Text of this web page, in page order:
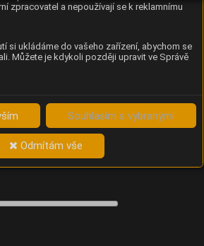
zpracovatel a nepoužívají se k reklamnímu
si ukládáme do vašeho zařízení, abychom se
Můžete je kdykoli později upravit ve Správě
Souhlasím s vybranými
Odmítám vše